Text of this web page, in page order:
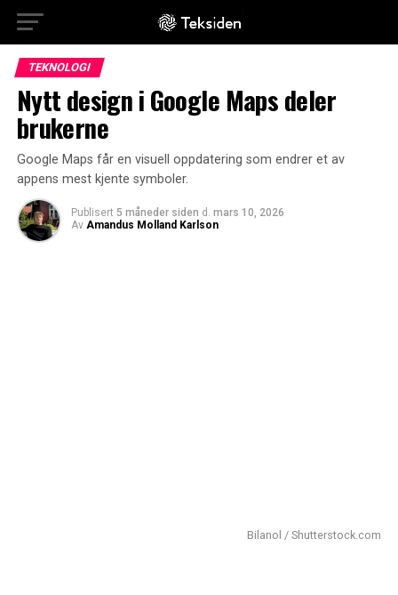
TEKNOLOGI
Nytt design i Google Maps deler
brukerne
Google Maps får en visuell oppdatering som endrer et av
appens mest kjente symboler.
Publisert 5 måneder siden d. mars 10, 2026
Av Amandus Molland Karlson
Bilanol / Shutterstock.com